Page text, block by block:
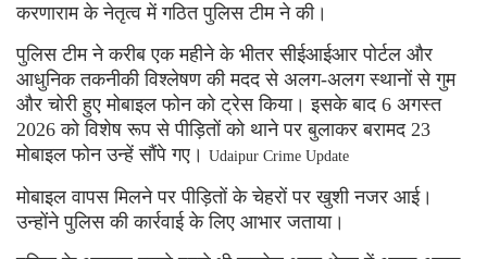
करणाराम के नेतृत्व में गठित पुलिस टीम ने की।
पुलिस टीम ने करीब एक महीने के भीतर सीईआईआर पोर्टल और
आधुनिक तकनीकी विश्लेषण की मदद से अलग-अलग स्थानों से गुम
और चोरी हुए मोबाइल फोन को ट्रेस किया। इसके बाद 6 अगस्त
2026 को विशेष रूप से पीड़ितों को थाने पर बुलाकर बरामद 23
मोबाइल फोन उन्हें सौंपे गए। Udaipur Crime Update
मोबाइल वापस मिलने पर पीड़ितों के चेहरों पर खुशी नजर आई।
उन्होंने पुलिस की कार्रवाई के लिए आभार जताया।